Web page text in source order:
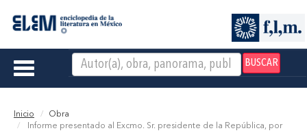
BUSCAR
Toggle
Inicio
Obra
Informe presentado al Excmo. Sr. presidente de la República, por